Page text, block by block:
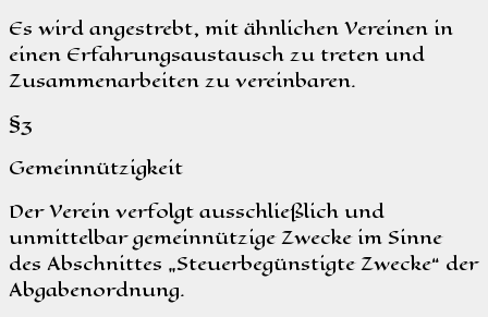
Es wird angestrebt, mit ähnlichen Vereinen in
einen Erfahrungsaustausch zu treten und
Zusammenarbeiten zu vereinbaren.
§3
Gemeinnützigkeit
Der Verein verfolgt ausschließlich und
unmittelbar gemeinnützige Zwecke im Sinne
des Abschnittes „Steuerbegünstigte Zwecke“ der
Abgabenordnung.